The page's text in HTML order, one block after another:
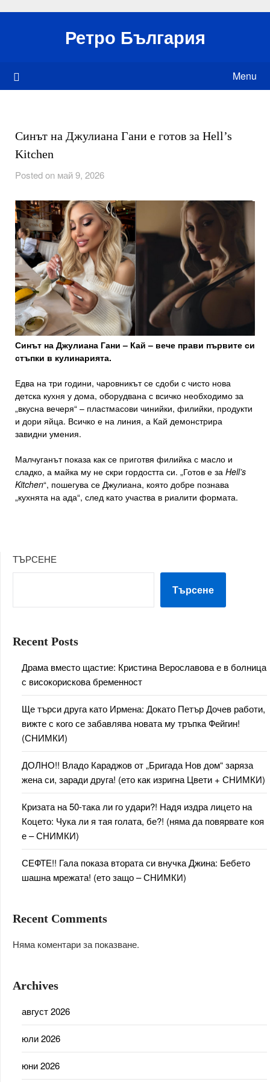
Ретро България
Menu
Синът на Джулиана Гани е готов за Hell’s
Kitchen
Posted on май 9, 2026
Синът на Джулиана Гани – Кай – вече прави първите си
стъпки в кулинарията.
Едва на три години, чаровникът се сдоби с чисто нова
детска кухня у дома, оборудвана с всичко необходимо за
„вкусна вечеря“ – пластмасови чинийки, филийки, продукти
и дори яйца. Всичко е на линия, а Кай демонстрира
завидни умения.
Малчуганът показа как се приготвя филийка с масло и
сладко, а майка му не скри гордостта си. „Готов е за Hell’s
Kitchen“, пошегува се Джулиана, която добре познава
„кухнята на ада“, след като участва в риалити формата.
ТЪРСЕНЕ
Търсене
Recent Posts
Драма вместо щастие: Кристина Верославова е в болница
с високорискова бременност
Ще търси друга като Ирмена: Докато Петър Дочев работи,
вижте с кого се забавлява новата му тръпка Фейгин!
(СНИМКИ)
ДОЛНО!! Владо Караджов от „Бригада Нов дом“ заряза
жена си, заради друга! (ето как изригна Цвети + СНИМКИ)
Кризата на 50-така ли го удари?! Надя издра лицето на
Коцето: Чука ли я тая голата, бе?! (няма да повярвате коя
е – СНИМКИ)
СЕФТЕ!! Гала показа втората си внучка Джина: Бебето
шашна мрежата! (ето защо – СНИМКИ)
Recent Comments
Няма коментари за показване.
Archives
август 2026
юли 2026
юни 2026